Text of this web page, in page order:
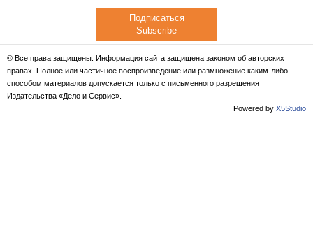
Подписаться
Subscribe
© Все права защищены. Информация сайта защищена законом об авторских
правах. Полное или частичное воспроизведение или размножение каким-либо
способом материалов допускается только с письменного разрешения
Издательства «Дело и Сервис».
Powered by X5Studio